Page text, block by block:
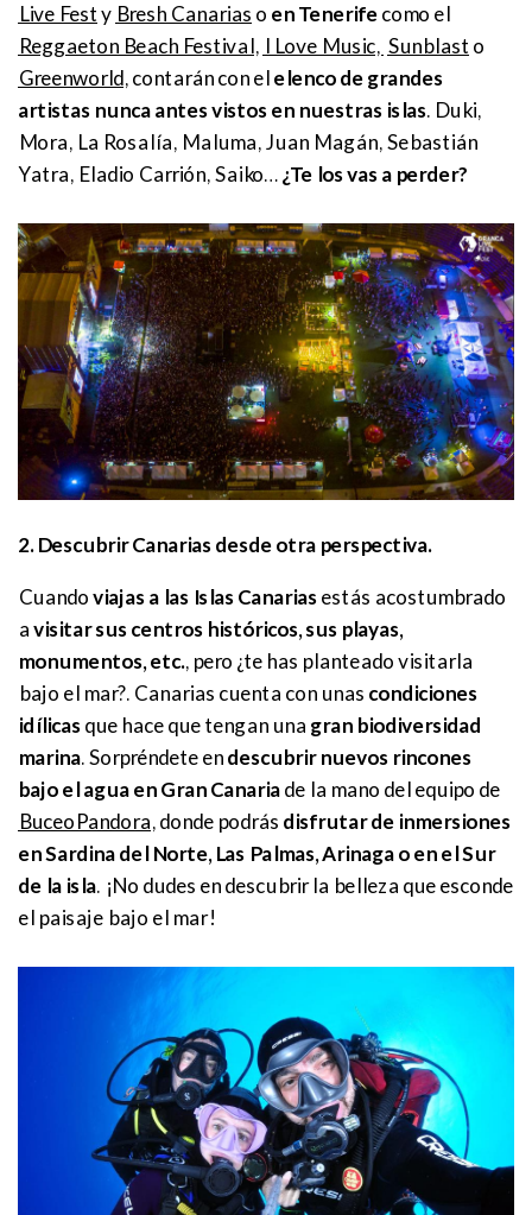
Live Festy Bresh Canarias o en Tenerifecomo el
Reggaeton Beach Festival, I Love Music, Sunblast o
Greenworld,contarán con elelenco de grandes
artistas nunca antes vistos en nuestras islas. Duki,
Mora, La Rosalía, Maluma, Juan Magán, Sebastián
Yatra, Eladio Carrión, Saiko…¿Te los vas a perder?
2. Descubrir Canarias desde otra perspectiva.
Cuandoviajas a las Islas Canariasestás acostumbrado
avisitar sus centros históricos, sus playas,
monumentos, etc., pero ¿te has planteado visitarla
bajo el mar?. Canarias cuenta con unas condiciones
idílicasque hace que tengan una gran biodiversidad
marina. Sorpréndete endescubrir nuevos rincones
bajo el agua en Gran Canariade la mano del equipo de
BuceoPandora, donde podrás disfrutar de inmersiones
en Sardina del Norte, Las Palmas, Arinaga o en el Sur
de la isla. ¡No dudes en descubrir la belleza que esconde
el paisaje bajo el mar!